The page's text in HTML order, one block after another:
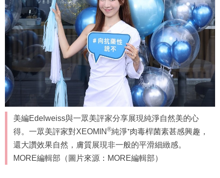
美編Edelweiss與一眾美評家分享展現純淨自然美的心
得。一眾美評家對XEOMIN ®純淨⁺肉毒桿菌素甚感興趣，
還大讚效果自然，膚質展現非一般的平滑細緻感。
MORE編輯部（圖片來源：MORE編輯部）